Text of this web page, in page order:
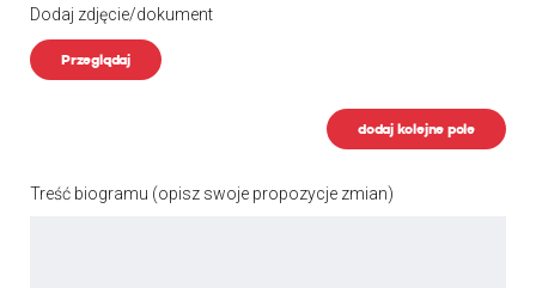
Dodaj zdjęcie/dokument
Przeglądaj
dodaj kolejne pole
Treść biogramu (opisz swoje propozycje zmian)